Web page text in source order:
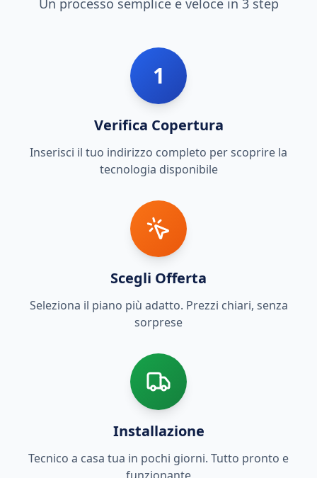
Un processo semplice e veloce in 3 step
1
Verifica Copertura
Inserisci il tuo indirizzo completo per scoprire la
tecnologia disponibile
Scegli Offerta
Seleziona il piano più adatto. Prezzi chiari, senza
sorprese
Installazione
Tecnico a casa tua in pochi giorni. Tutto pronto e